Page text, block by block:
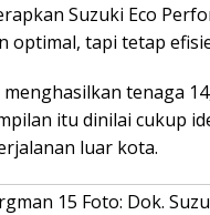
Suzuki Eco
optimal, tapi tetap
tenaga
itu dinilai cukup
luar kota.
15 Foto: Dok.